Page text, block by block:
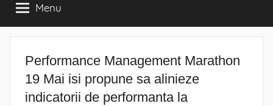
Menu
Performance Management Marathon
19 Mai isi propune sa alinieze
indicatorii de performanta la